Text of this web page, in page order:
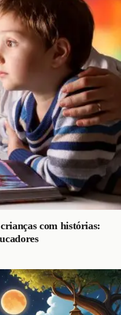
com histórias: